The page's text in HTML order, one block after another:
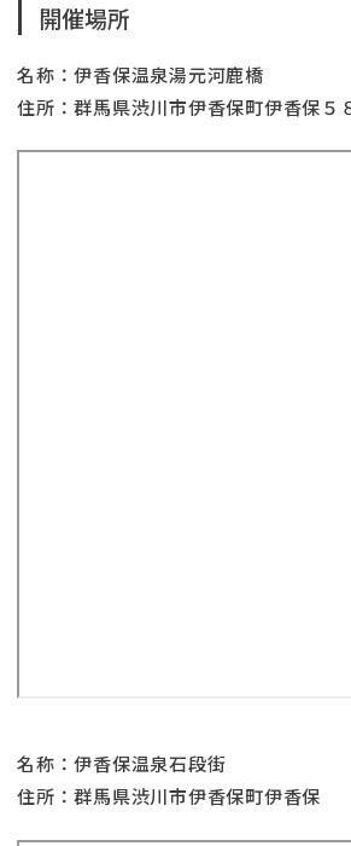
開催場所
名称：伊香保温泉湯元河鹿橋
住所：群馬県渋川市伊香保町伊香保５
名称：伊香保温泉石段街
住所：群馬県渋川市伊香保町伊香保